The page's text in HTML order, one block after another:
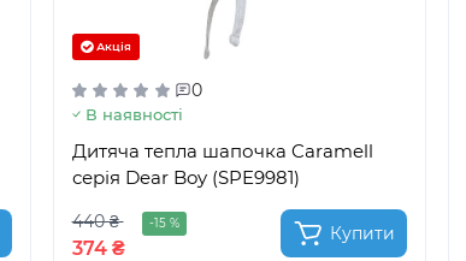
Акція
0
В наявності
Дитяча тепла шапочка Caramell
серія Dear Boy (SPE9981)
440 ₴ -15 %
374 ₴
Купити